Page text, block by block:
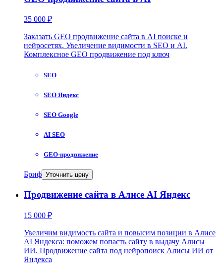
35 000 ₽
Заказать GEO продвижение сайта в AI поиске и
нейросетях. Увеличение видимости в SEO и AI.
Комплексное GEO продвижение под ключ
SEO
SEO Яндекс
SEO Google
AI SEO
GEO-продвижение
Бриф Уточнить цену
Продвижение сайта в Алисе AI Яндекс
15 000 ₽
Увеличим видимость сайта и повысим позиции в Алисе
AI Яндекса: поможем попасть сайту в выдачу Алисы
ИИ. Продвижение сайта под нейропоиск Алисы ИИ от
Яндекса